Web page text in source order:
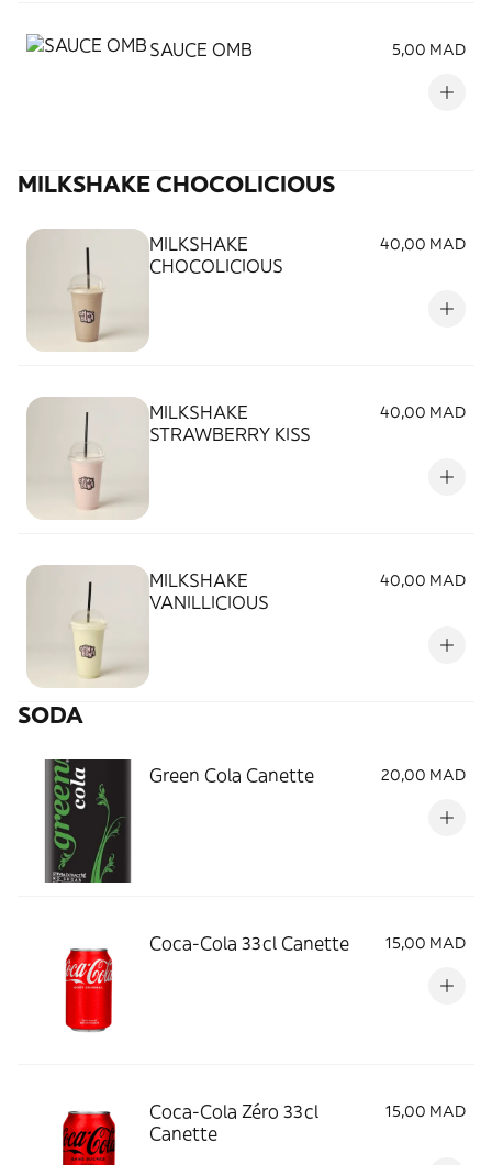
SAUCE OMB 5,00 MAD
MILKSHAKE CHOCOLICIOUS
MILKSHAKE
CHOCOLICIOUS
40,00 MAD
MILKSHAKE
STRAWBERRY KISS
40,00 MAD
MILKSHAKE
VANILLICIOUS
40,00 MAD
SODA
Green Cola Canette 20,00 MAD
Coca-Cola 33cl Canette 15,00 MAD
Coca-Cola Zéro 33cl
Canette
15,00 MAD